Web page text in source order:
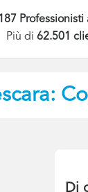
Professionisti
Più di62.501
Di